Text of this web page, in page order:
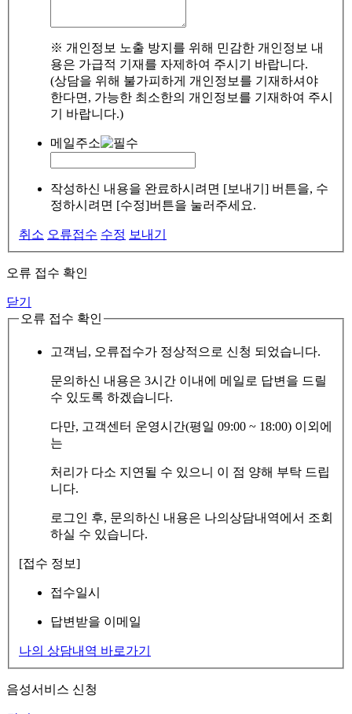
※ 개인정보 노출 방지를 위해 민감한 개인정보 내
용은 가급적 기재를 자제하여 주시기 바랍니다.
(상담을 위해 불가피하게 개인정보를 기재하셔야
한다면, 가능한 최소한의 개인정보를 기재하여 주시
기 바랍니다.)
메일주소
작성하신 내용을 완료하시려면 [보내기] 버튼을, 수
정하시려면 [수정]버튼을 눌러주세요.
취소 오류접수 수정 보내기
오류 접수 확인
닫기
오류 접수 확인
고객님, 오류접수가 정상적으로 신청 되었습니다.
문의하신 내용은 3시간 이내에 메일로 답변을 드릴
수 있도록 하겠습니다.
다만, 고객센터 운영시간(평일 09:00 ~ 18:00) 이외에
는
처리가 다소 지연될 수 있으니 이 점 양해 부탁 드립
니다.
로그인 후, 문의하신 내용은 나의상담내역에서 조회
하실 수 있습니다.
[접수 정보]
접수일시
답변받을 이메일
나의 상담내역 바로가기
음성서비스 신청